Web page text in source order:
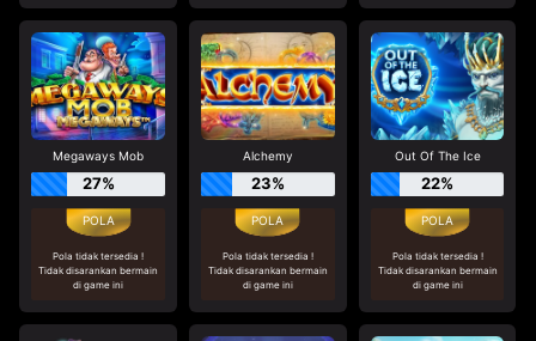
Megaways Mob
27%
Pola tidak tersedia !
Tidak disarankan bermain
di game ini
Alchemy
23%
Pola tidak tersedia !
Tidak disarankan bermain
di game ini
Out Of The Ice
22%
Pola tidak tersedia !
Tidak disarankan bermain
di game ini